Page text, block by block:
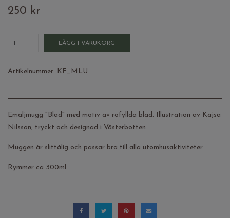
250 kr
LÄGG I VARUKORG
Artikelnummer: KF_MLU
Emaljmugg "Blad" med motiv av rofyllda blad. Illustration av Kajsa
Nilsson, tryckt och designad i Västerbotten.
Muggen är slittålig och passar bra till alla utomhusaktiviteter.
Rymmer ca 300ml